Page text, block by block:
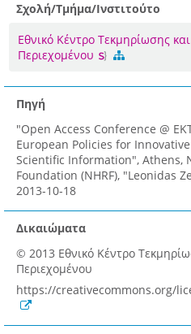
Σχολή/Τμήμα/Ινστιτούτο
Εθνικό Κέντρο Τεκμηρίωσης
Περιεχομένου
Πηγή
"Open Access Conference @
European Policies for
Scientific Information", Athens,
Foundation (NHRF), "Leonidas
2013-10-18
Δικαιώματα
© 2013 Εθνικό Κέντρο
Περιεχομένου
https://creativecommons.org/